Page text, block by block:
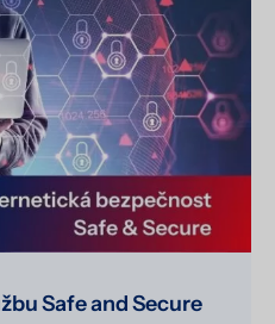
Safe and Secure